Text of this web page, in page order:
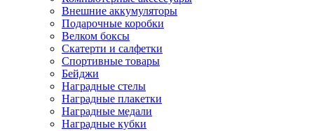
Внешние аккумуляторы
Подарочные коробки
Велком боксы
Скатерти и салфетки
Спортивные товары
Бейджи
Наградные стелы
Наградные плакетки
Наградные медали
Наградные кубки